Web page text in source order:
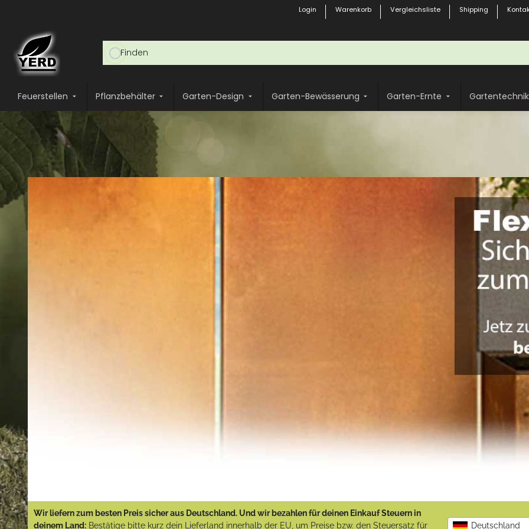
Login Warenkorb Vergleichsliste Shipping
Feuerstellen Pflanzbehälter Garten-Design Garten-Bewässerung Garten-Ernte Gartentechnik
Wir liefern zum besten Preis sicher aus Deutschland. Und wir bezahlen für deinen Einkauf Steuern in
deinem Land: Bestätige bitte kurz dein Lieferland innerhalb der EU, um Preise bzw. den Steuersatz für Deutschland